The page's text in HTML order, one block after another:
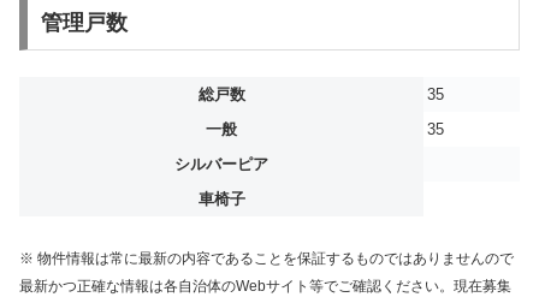
管理戸数
総戸数
35
一般
35
シルバーピア
車椅子
※ 物件情報は常に最新の内容であることを保証するものではありませんので
最新かつ正確な情報は各自治体のWebサイト等でご確認ください。現在募集